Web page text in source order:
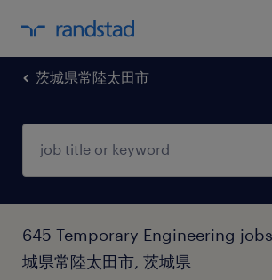
茨城県常陸太田市
645 Temporary Engineering
城県常陸太田市, 茨城県